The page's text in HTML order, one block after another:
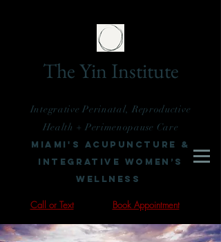
The Yin Institute
Integrative Perinatal, Reproductive
Health + Perimenopause Care
Miami's Acupuncture &
Integrative Women’s
Wellness
Book Appointment
Call or Text